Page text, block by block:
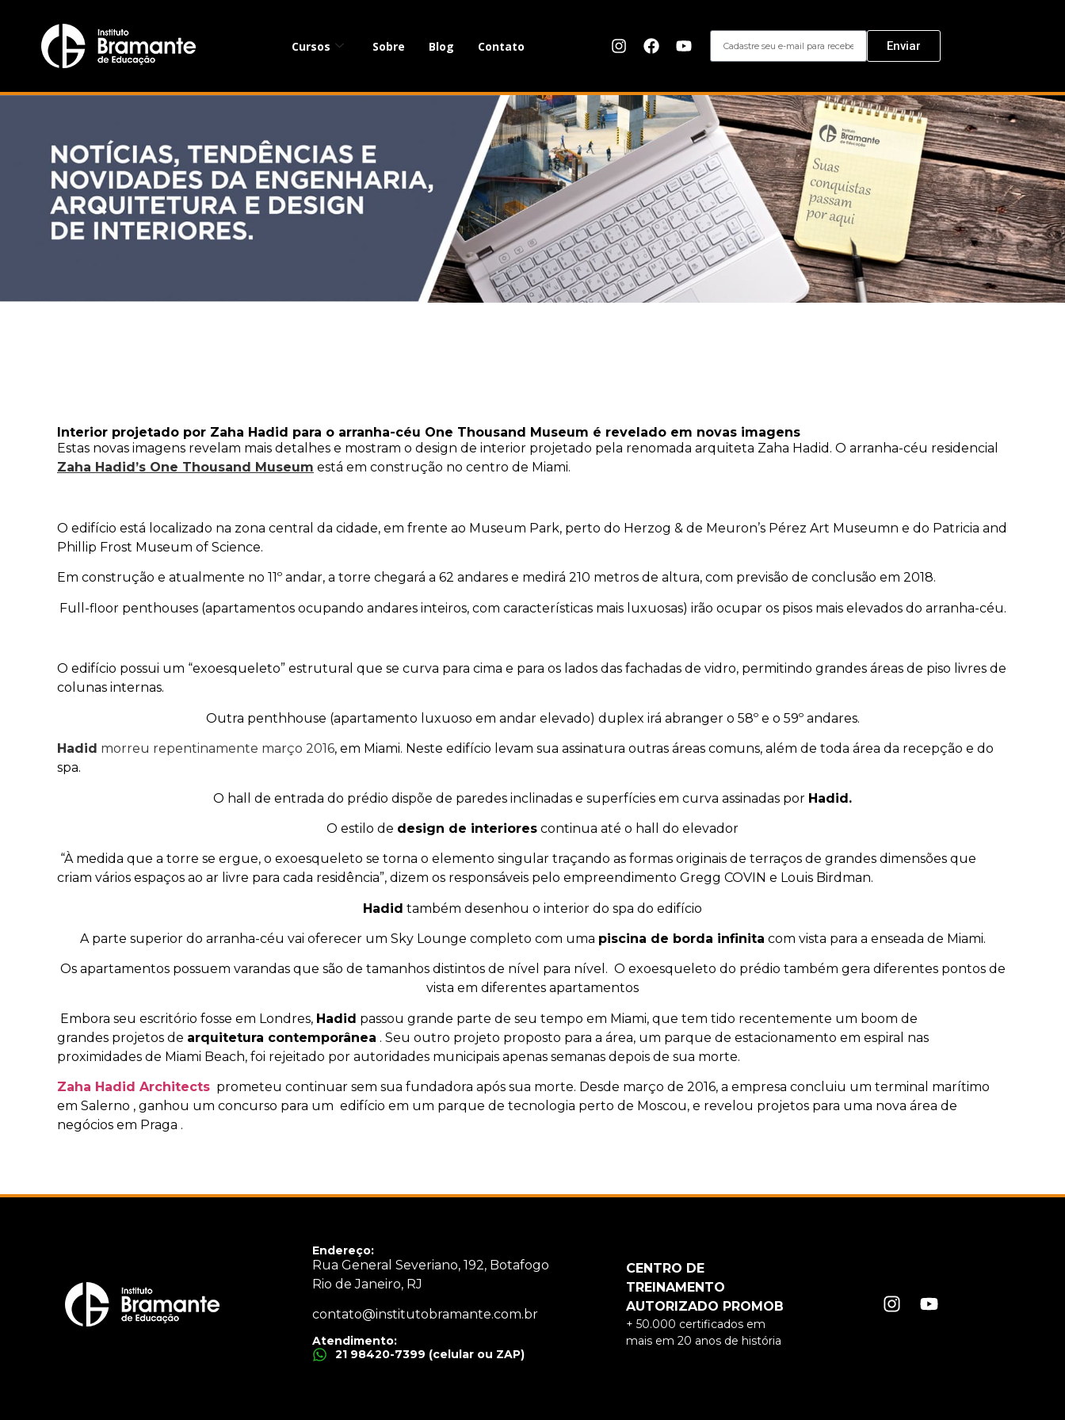
Cursos Sobre Blog Contato Enviar
Interior projetado por Zaha Hadid para o arranha-céu One Thousand Museum é revelado em novas imagens
Estas novas imagens revelam mais detalhes e mostram o design de interior projetado pela renomada arquiteta Zaha Hadid. O arranha-céu residencial
Zaha Hadid’s One Thousand Museum está em construção no centro de Miami.
O edifício está localizado na zona central da cidade, em frente ao Museum Park, perto do Herzog & de Meuron’s Pérez Art Museumn e do Patricia and
Phillip Frost Museum of Science.
Em construção e atualmente no 11º andar, a torre chegará a 62 andares e medirá 210 metros de altura, com previsão de conclusão em 2018.
Full-floor penthouses (apartamentos ocupando andares inteiros, com características mais luxuosas) irão ocupar os pisos mais elevados do arranha-céu.
O edifício possui um “exoesqueleto” estrutural que se curva para cima e para os lados das fachadas de vidro, permitindo grandes áreas de piso livres de
colunas internas.
Outra penthhouse (apartamento luxuoso em andar elevado) duplex irá abranger o 58º e o 59º andares.
Hadid morreu repentinamente março 2016, em Miami. Neste edifício levam sua assinatura outras áreas comuns, além de toda área da recepção e do
spa.
O hall de entrada do prédio dispõe de paredes inclinadas e superfícies em curva assinadas por Hadid.
O estilo de design de interiores continua até o hall do elevador
“À medida que a torre se ergue, o exoesqueleto se torna o elemento singular traçando as formas originais de terraços de grandes dimensões que
criam vários espaços ao ar livre para cada residência”, dizem os responsáveis pelo empreendimento Gregg COVIN e Louis Birdman.
Hadid também desenhou o interior do spa do edifício
A parte superior do arranha-céu vai oferecer um Sky Lounge completo com uma piscina de borda infinita com vista para a enseada de Miami.
Os apartamentos possuem varandas que são de tamanhos distintos de nível para nível. O exoesqueleto do prédio também gera diferentes pontos de
vista em diferentes apartamentos
Embora seu escritório fosse em Londres, Hadid passou grande parte de seu tempo em Miami, que tem tido recentemente um boom de
grandes projetos de arquitetura contemporânea . Seu outro projeto proposto para a área, um parque de estacionamento em espiral nas
proximidades de Miami Beach, foi rejeitado por autoridades municipais apenas semanas depois de sua morte.
Zaha Hadid Architects prometeu continuar sem sua fundadora após sua morte. Desde março de 2016, a empresa concluiu um terminal marítimo
em Salerno , ganhou um concurso para um edifício em um parque de tecnologia perto de Moscou, e revelou projetos para uma nova área de
negócios em Praga .
Endereço:
Rua General Severiano, 192, Botafogo
Rio de Janeiro, RJ
contato@institutobramante.com.br
Atendimento:
21 98420-7399 (celular ou ZAP)
CENTRO DE
TREINAMENTO
AUTORIZADO PROMOB
+ 50.000 certificados em
mais em 20 anos de história